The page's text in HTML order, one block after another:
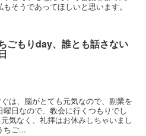
そうであってほしいと思います。
ごもりday、誰とも話さない
は、脳がとても元気なので、副業を
日なので、教会に行くつもりでし
気なく、礼拝はお休みしちゃいまし
ちご...